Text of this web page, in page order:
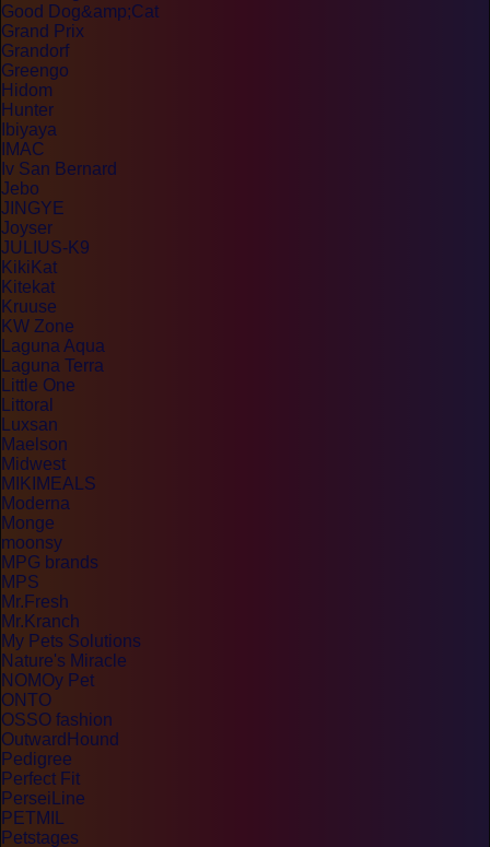
Good Dog&amp;Cat
Grand Prix
Grandorf
Greengo
Hidom
Hunter
Ibiyaya
IMAC
Iv San Bernard
Jebo
JINGYE
Joyser
JULIUS-K9
KikiKat
Kitekat
Kruuse
KW Zone
Laguna Aqua
Laguna Terra
Little One
Littoral
Luxsan
Maelson
Midwest
MIKIMEALS
Moderna
Monge
moonsy
MPG brands
MPS
Mr.Fresh
Mr.Kranch
My Pets Solutions
Nature's Miracle
NOMOy Pet
ONTO
OSSO fashion
OutwardHound
Pedigree
Perfect Fit
PerseiLine
PETMIL
Petstages